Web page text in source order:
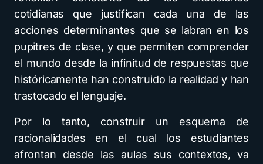
cotidianas que justifican cada una de las
acciones determinantes que se labran en los
pupitres de clase, y que permiten comprender
el mundo desde la infinitud de respuestas que
históricamente han construido la realidad y han
trastocado el lenguaje.
Por lo tanto, construir un esquema de
racionalidades en el cual los estudiantes
afrontan desde las aulas sus contextos, va